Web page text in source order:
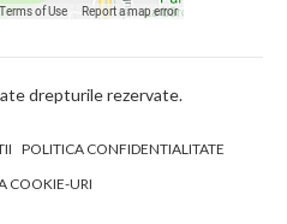
drepturile rezervate.
POLITICA CONFIDENTIALITATE
COOKIE-URI